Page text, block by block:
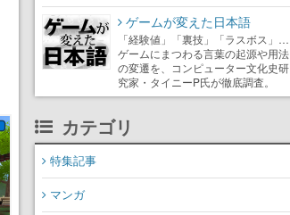
ゲームが変えた日本語
「経験値」「裏技」「ラスボス」…
ゲームにまつわる言葉の起源や用法
の変遷を、コンピューター文化史研
究家・タイニーP氏が徹底調査。
カテゴリ
特集記事
マンガ